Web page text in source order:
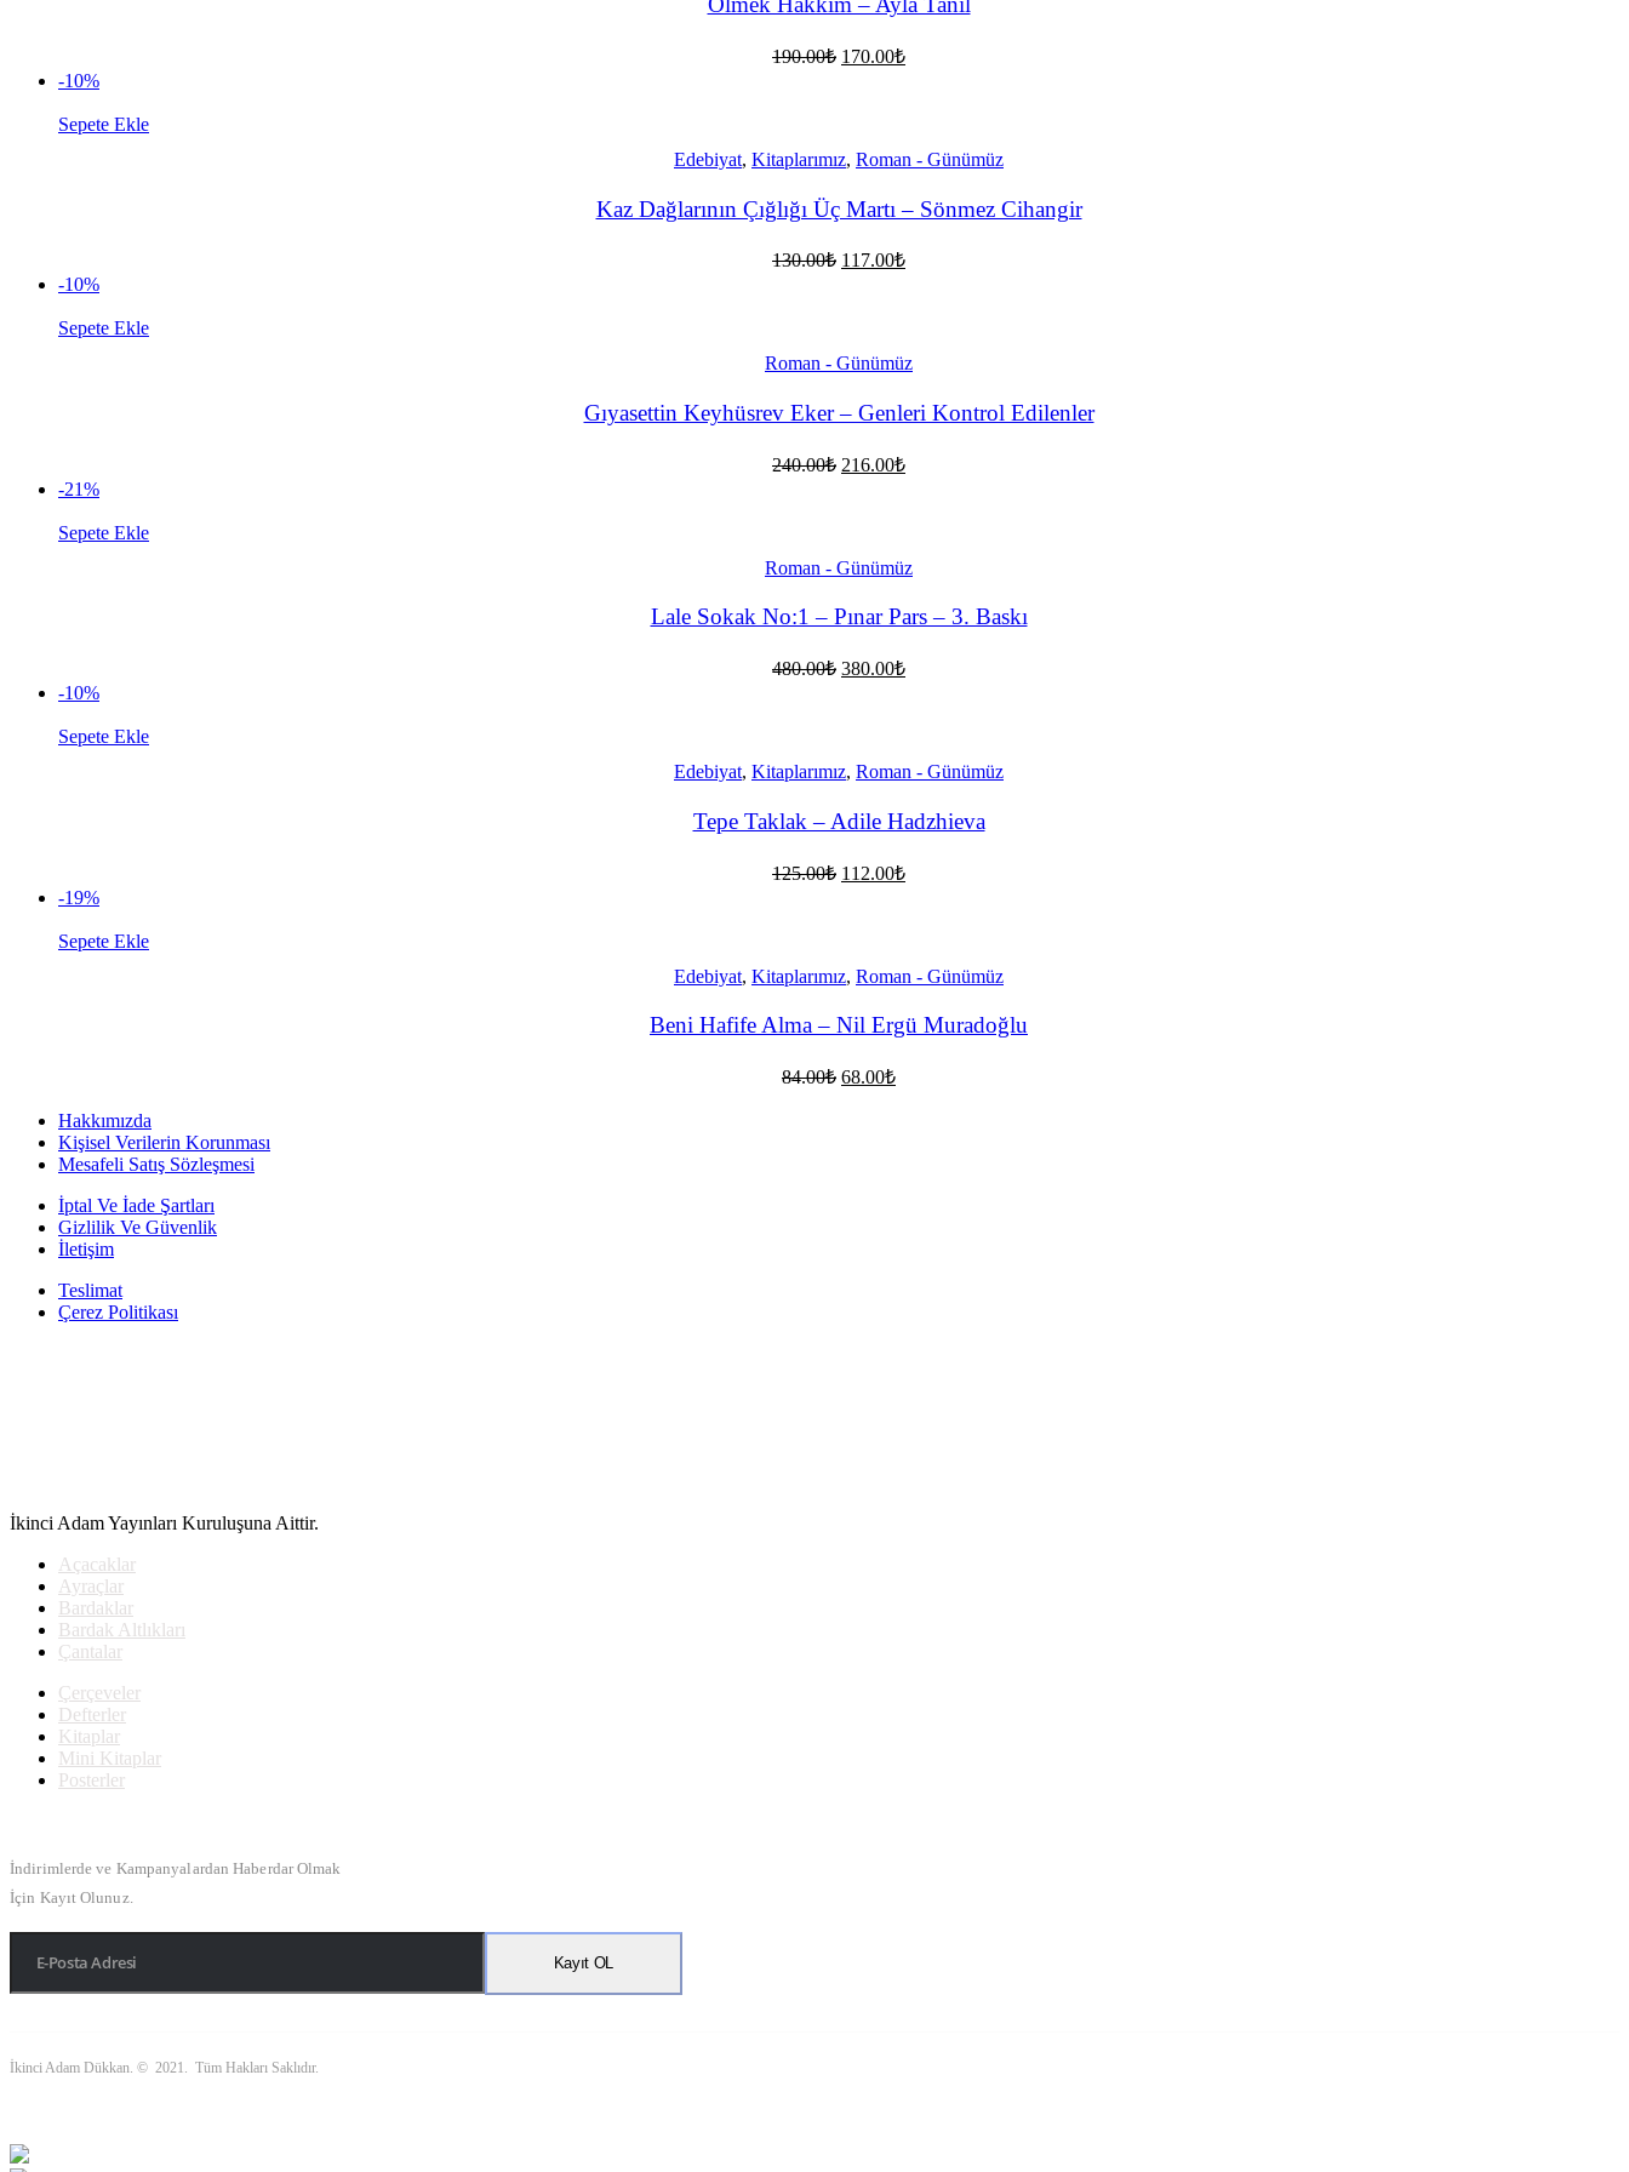
190.00₺ Orijinal
170.00₺Şu
-10%
Sepete Ekle
Edebiyat, Kitaplarımız, Roman - Günümüz
Kaz Dağlarının Çığlığı Üç Martı – Sönmez Cihangir
130.00₺ Orijinal
117.00₺Şu
-10%
Sepete Ekle
Roman - Günümüz
Gıyasettin Keyhüsrev Eker – Genleri Kontrol Edilenler
240.00₺ Orijinal
216.00₺Şu
-21%
Sepete Ekle
Roman - Günümüz
Lale Sokak No:1 – Pınar Pars – 3. Baskı
480.00₺ Orijinal
380.00₺Şu
-10%
Sepete Ekle
Edebiyat, Kitaplarımız, Roman - Günümüz
Tepe Taklak – Adile Hadzhieva
125.00₺ Orijinal
112.00₺Şu
-19%
Sepete Ekle
Edebiyat, Kitaplarımız, Roman - Günümüz
Beni Hafife Alma – Nil Ergü Muradoğlu
84.00₺ Orijinal
68.00₺Şu
Hakkımızda
Kişisel Verilerin Korunması
Mesafeli Satış Sözleşmesi
İptal Ve İade Şartları
Gizlilik Ve Güvenlik
İletişim
Teslimat
Çerez Politikası
İkinci Adam Yayınları Kuruluşuna Aittir.
Açacaklar
Ayraçlar
Bardaklar
Bardak Altlıkları
Çantalar
Çerçeveler
Defterler
Kitaplar
Mini Kitaplar
Posterler
İndirimlerde ve Kampanyalardan Haberdar Olmak
İçin Kayıt Olunuz.
İkinci Adam Dükkan. © 2021. Tüm Hakları Saklıdır.